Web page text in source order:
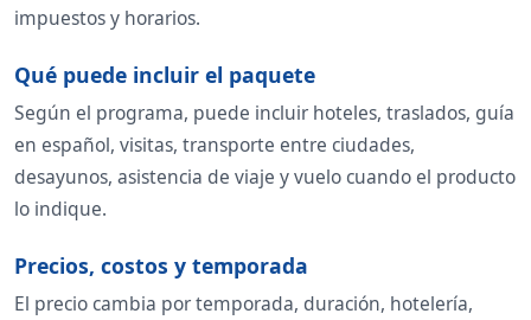
impuestos y horarios.
Qué puede incluir el paquete
Según el programa, puede incluir hoteles, traslados, guía
en español, visitas, transporte entre ciudades,
desayunos, asistencia de viaje y vuelo cuando el producto
lo indique.
Precios, costos y temporada
El precio cambia por temporada, duración, hotelería,